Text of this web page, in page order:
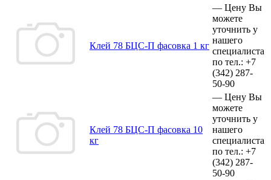
Клей 78 БЦС-П фасовка 1 кг
— Цену Вы
можете
уточнить у
нашего
специалиста
по тел.: +7
(342) 287-
50-90
Клей 78 БЦС-П фасовка 10
кг
— Цену Вы
можете
уточнить у
нашего
специалиста
по тел.: +7
(342) 287-
50-90